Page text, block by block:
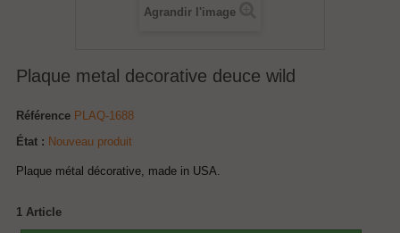
Agrandir l'image
Plaque metal decorative deuce wild
Référence PLAQ-1688
État : Nouveau produit
Plaque métal décorative, made in USA.
1 Article